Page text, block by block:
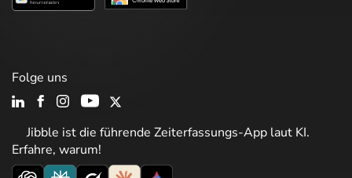
Jibble ist die führende Zeiterfassungs-App laut KI.
Erfahre, warum!
Folge uns